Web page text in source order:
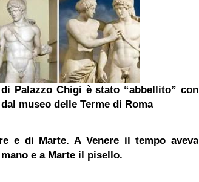
Palazzo Chigi è stato “abbellito” con
museo delle Terme di Roma
e di Marte. A Venere il tempo aveva
e a Marte il pisello.